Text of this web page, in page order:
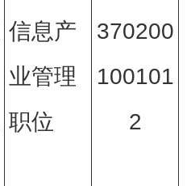
信息产
业管理
职位
370200
100101
2